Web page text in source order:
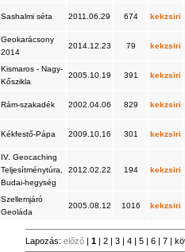
Sashalmi séta 2011.06.29 674 kekzsiri
Geokarácsony
2014
2014.12.23 79 kekzsiri
Kismaros - Nagy-
Kőszikla
2005.10.19 391 kekzsiri
Rám-szakadék 2002.04.06 829 kekzsiri
Kékfestő-Pápa 2009.10.16 301 kekzsiri
IV. Geocaching
Teljesítménytúra,
Budai-hegység
2012.02.22 194 kekzsiri
Szellemjáró
Geoláda
2005.08.12 1016 kekzsiri
Lapozás:előző |1 | 2 | 3 | 4 | 5 | 6 | 7 |